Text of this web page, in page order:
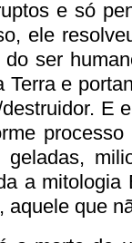
e só
ele
ser
e
E
a mitologia
aquele que